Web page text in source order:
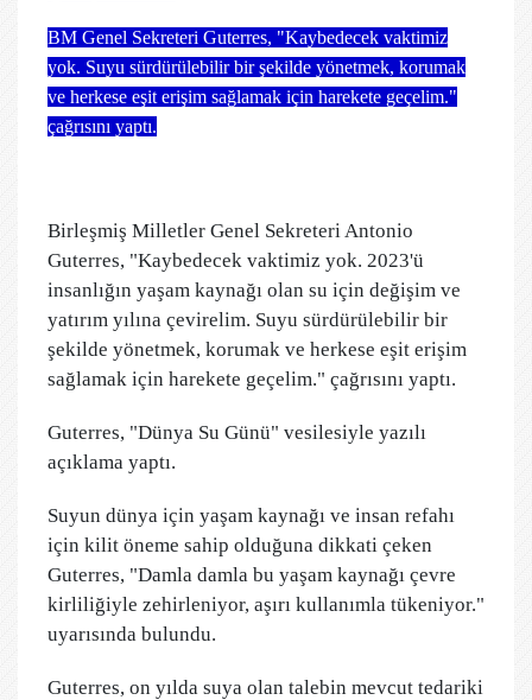
BM Genel Sekreteri Guterres, "Kaybedecek vaktimiz
yok. Suyu sürdürülebilir bir şekilde yönetmek, korumak
ve herkese eşit erişim sağlamak için harekete geçelim."
çağrısını yaptı.
Birleşmiş Milletler Genel Sekreteri Antonio
Guterres, "Kaybedecek vaktimiz yok. 2023'ü
insanlığın yaşam kaynağı olan su için değişim ve
yatırım yılına çevirelim. Suyu sürdürülebilir bir
şekilde yönetmek, korumak ve herkese eşit erişim
sağlamak için harekete geçelim." çağrısını yaptı.
Guterres, "Dünya Su Günü" vesilesiyle yazılı
açıklama yaptı.
Suyun dünya için yaşam kaynağı ve insan refahı
için kilit öneme sahip olduğuna dikkati çeken
Guterres, "Damla damla bu yaşam kaynağı çevre
kirliliğiyle zehirleniyor, aşırı kullanımla tükeniyor."
uyarısında bulundu.
Guterres, on yılda suya olan talebin mevcut tedariki